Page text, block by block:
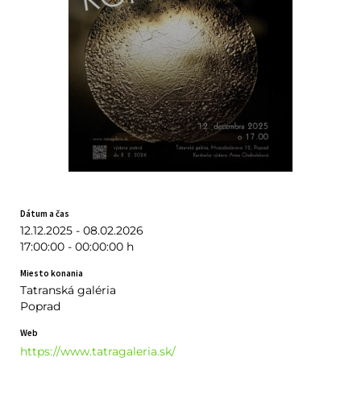
Dátum a čas
12.12.2025 - 08.02.2026
17:00:00 - 00:00:00 h
Miesto konania
Tatranská galéria
Poprad
Web
https://www.tatragaleria.sk/